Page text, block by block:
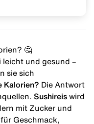
🤔
leicht und gesund –
sie sich
Kalorien? Die Antwort
Sushireis wird
mit Zucker und
Geschmack,